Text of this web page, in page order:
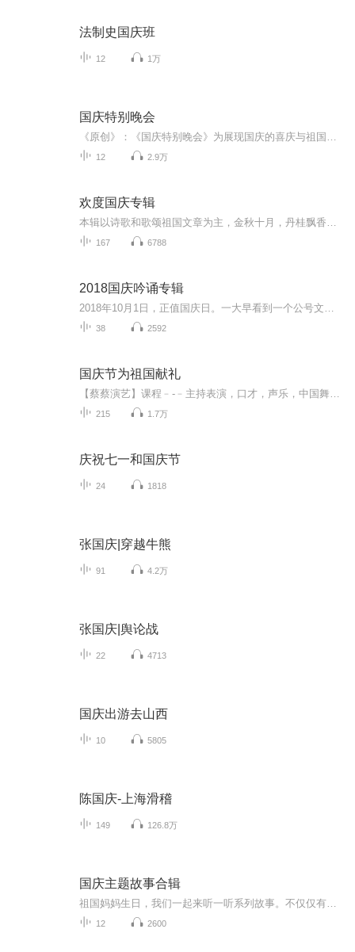
法制史国庆班
12 1万
国庆特别晚会
12 2.9万
欢度国庆专辑
167 6788
2018国庆吟诵专辑
38 2592
国庆节为祖国献礼
215 1.7万
庆祝七一和国庆节
24 1818
张国庆|穿越牛熊
91 4.2万
张国庆|舆论战
22 4713
国庆出游去山西
10 5805
陈国庆-上海滑稽
149 126.8万
国庆主题故事合辑
12 2600